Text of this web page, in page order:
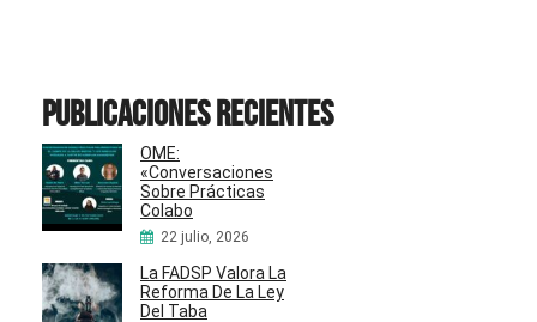
Publicaciones recientes
OME:
«Conversaciones
Sobre Prácticas
Colabo
22 julio, 2026
La FADSP Valora La
Reforma De La Ley
Del Taba